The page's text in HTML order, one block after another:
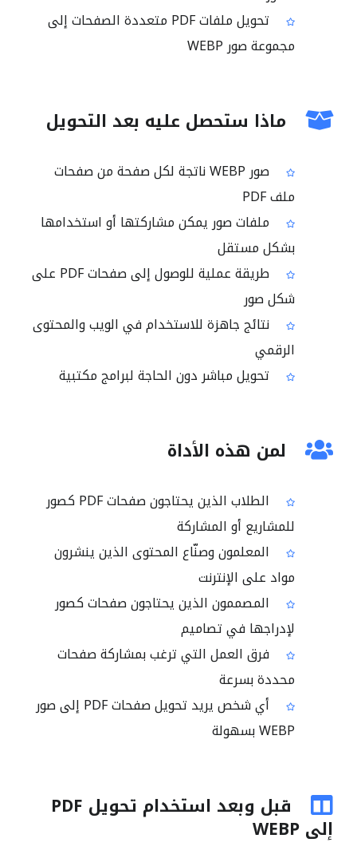
تحويل ملفات PDF متعددة الصفحات إلى
مجموعة صور WEBP
ماذا ستحصل عليه بعد التحويل
صور WEBP ناتجة لكل صفحة من صفحات
ملف PDF
ملفات صور يمكن مشاركتها أو استخدامها
بشكل مستقل
طريقة عملية للوصول إلى صفحات PDF على
شكل صور
نتائج جاهزة للاستخدام في الويب والمحتوى
الرقمي
تحويل مباشر دون الحاجة لبرامج مكتبية
لمن هذه الأداة
الطلاب الذين يحتاجون صفحات PDF كصور
للمشاريع أو المشاركة
المعلمون وصنّاع المحتوى الذين ينشرون
مواد على الإنترنت
المصممون الذين يحتاجون صفحات كصور
لإدراجها في تصاميم
فرق العمل التي ترغب بمشاركة صفحات
محددة بسرعة
أي شخص يريد تحويل صفحات PDF إلى صور
WEBP بسهولة
قبل وبعد استخدام تحويل PDF
إلى WEBP